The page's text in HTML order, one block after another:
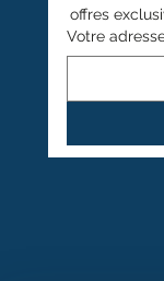
offres
Votre